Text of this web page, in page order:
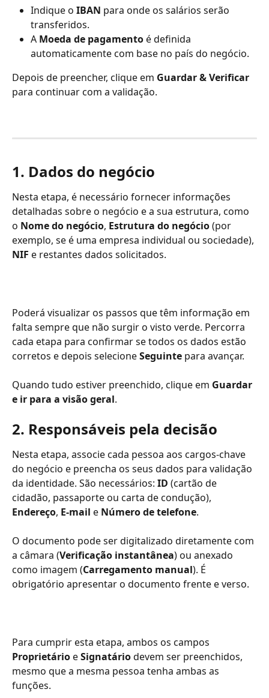
Indique o IBAN para onde os salários serão
transferidos.
A Moeda de pagamento é definida
automaticamente com base no país do negócio.
Depois de preencher, clique em Guardar & Verificar
para continuar com a validação.
1. Dados do negócio
Nesta etapa, é necessário fornecer informações
detalhadas sobre o negócio e a sua estrutura, como
o Nome do negócio, Estrutura do negócio (por
exemplo, se é uma empresa individual ou sociedade),
NIF e restantes dados solicitados.
Poderá visualizar os passos que têm informação em
falta sempre que não surgir o visto verde. Percorra
cada etapa para confirmar se todos os dados estão
corretos e depois selecione Seguinte para avançar.
Quando tudo estiver preenchido, clique em Guardar
e ir para a visão geral.
2. Responsáveis pela decisão
Nesta etapa, associe cada pessoa aos cargos-chave
do negócio e preencha os seus dados para validação
da identidade. São necessários: ID (cartão de
cidadão, passaporte ou carta de condução),
Endereço, E-mail e Número de telefone.
O documento pode ser digitalizado diretamente com
a câmara (Verificação instantânea) ou anexado
como imagem (Carregamento manual). É
obrigatório apresentar o documento frente e verso.
Para cumprir esta etapa, ambos os campos
Proprietário e Signatário devem ser preenchidos,
mesmo que a mesma pessoa tenha ambas as
funções.